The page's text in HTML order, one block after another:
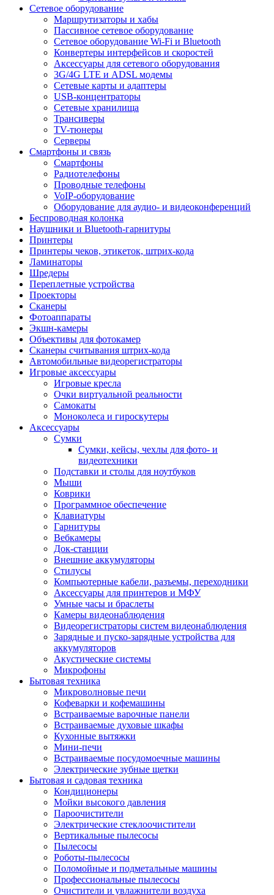
Сетевое оборудование
Маршрутизаторы и хабы
Пассивное сетевое оборудование
Сетевое оборудование Wi-Fi и Bluetooth
Конвертеры интерфейсов и скоростей
Аксессуары для сетевого оборудования
3G/4G LTE и ADSL модемы
Сетевые карты и адаптеры
USB-концентраторы
Сетевые хранилища
Трансиверы
TV-тюнеры
Серверы
Смартфоны и связь
Смартфоны
Радиотелефоны
Проводные телефоны
VoIP-оборудование
Оборудование для аудио- и видеоконференций
Беспроводная колонка
Наушники и Bluetooth-гарнитуры
Принтеры
Принтеры чеков, этикеток, штрих-кода
Ламинаторы
Шредеры
Переплетные устройства
Проекторы
Сканеры
Фотоаппараты
Экшн-камеры
Объективы для фотокамер
Сканеры считывания штрих-кода
Автомобильные видеорегистраторы
Игровые аксессуары
Игровые кресла
Очки виртуальной реальности
Самокаты
Моноколеса и гироскутеры
Аксессуары
Сумки
Сумки, кейсы, чехлы для фото- и
видеотехники
Подставки и столы для ноутбуков
Мыши
Коврики
Программное обеспечение
Клавиатуры
Гарнитуры
Вебкамеры
Док-станции
Внешние аккумуляторы
Стилусы
Компьютерные кабели, разъемы, переходники
Аксессуары для принтеров и МФУ
Умные часы и браслеты
Камеры видеонаблюдения
Видеорегистраторы систем видеонаблюдения
Зарядные и пуско-зарядные устройства для
аккумуляторов
Акустические системы
Микрофоны
Бытовая техника
Микроволновые печи
Кофеварки и кофемашины
Встраиваемые варочные панели
Встраиваемые духовые шкафы
Кухонные вытяжки
Мини-печи
Встраиваемые посудомоечные машины
Электрические зубные щетки
Бытовая и садовая техника
Кондиционеры
Мойки высокого давления
Пароочистители
Электрические стеклоочистители
Вертикальные пылесосы
Пылесосы
Роботы-пылесосы
Поломойные и подметальные машины
Профессиональные пылесосы
Очистители и увлажнители воздуха